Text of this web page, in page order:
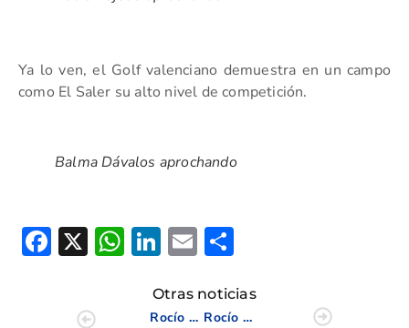
Ya lo ven, el Golf valenciano demuestra en un campo
como El Saler su alto nivel de competición.
Balma Dávalos aprochando
Facebook
X WhatsApp
LinkedIn
Email
Otras noticias
Rocío Tejedo y José de la Concepción lideran el Cto Sub 18 y Sub 16 de la C.V. WAGR
Rocío Tejedo y Samuel Mukherjee ganan el torneo Sub 18 y Sub 16 de la C.V.